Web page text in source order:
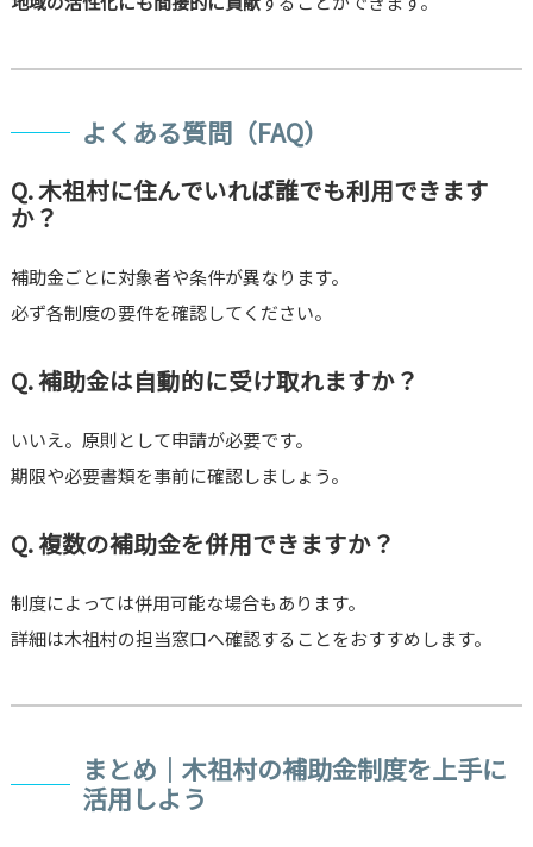
よくある質問（FAQ）
Q. 木祖村に住んでいれば誰でも利用できます
か？
補助金ごとに対象者や条件が異なります。
必ず各制度の要件を確認してください。
Q. 補助金は自動的に受け取れますか？
いいえ。原則として申請が必要です。
期限や必要書類を事前に確認しましょう。
Q. 複数の補助金を併用できますか？
制度によっては併用可能な場合もあります。
詳細は木祖村の担当窓口へ確認することをおすすめします。
まとめ｜木祖村の補助金制度を上手に
活用しよう